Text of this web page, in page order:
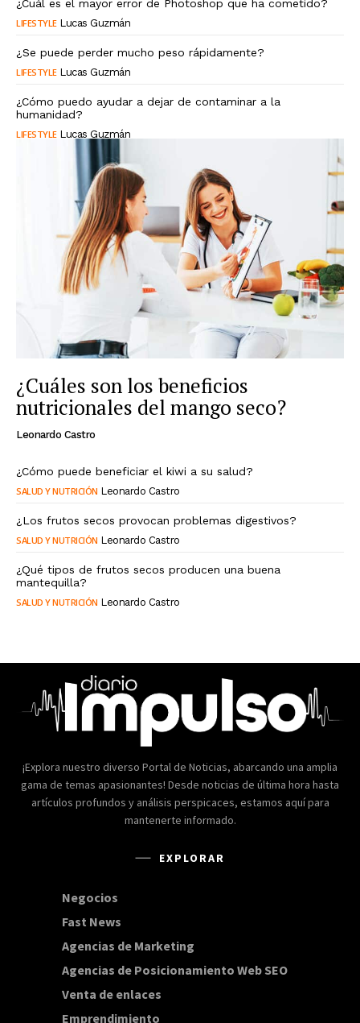
¿Cuál es el mayor error de Photoshop que ha cometido?
LIFESTYLE Lucas Guzmán
¿Se puede perder mucho peso rápidamente?
LIFESTYLE Lucas Guzmán
¿Cómo puedo ayudar a dejar de contaminar a la
humanidad?
LIFESTYLE Lucas Guzmán
¿Cuáles son los beneficios
nutricionales del mango seco?
Leonardo Castro
¿Cómo puede beneficiar el kiwi a su salud?
SALUD Y NUTRICIÓN Leonardo Castro
¿Los frutos secos provocan problemas digestivos?
SALUD Y NUTRICIÓN Leonardo Castro
¿Qué tipos de frutos secos producen una buena
mantequilla?
SALUD Y NUTRICIÓN Leonardo Castro
¡Explora nuestro diverso Portal de Noticias, abarcando una amplia
gama de temas apasionantes! Desde noticias de última hora hasta
artículos profundos y análisis perspicaces, estamos aquí para
mantenerte informado.
EXPLORAR
Negocios
Fast News
Agencias de Marketing
Agencias de Posicionamiento Web SEO20
Venta de enlaces
Emprendimiento